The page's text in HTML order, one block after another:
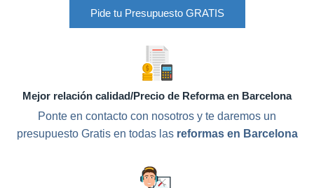
Pide tu Presupuesto GRATIS
Mejor relación calidad/Precio de Reforma en Barcelona
Ponte en contacto con nosotros y te daremos un
presupuesto Gratis en todas las reformas en Barcelona